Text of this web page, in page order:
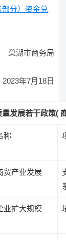
分）资金兑
巢湖市商务局
2023年7月18日
发展若干政策(
称
贸产业发展
业扩大规模